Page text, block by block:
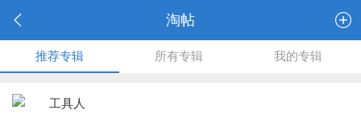
淘帖
推荐专辑 所有专辑 我的专辑
工具人